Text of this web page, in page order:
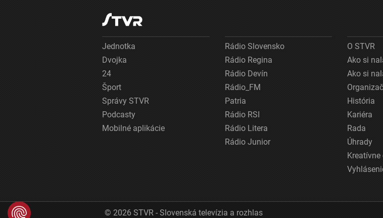
Jednotka
Dvojka
24
Šport
Správy STVR
Podcasty
Mobilné aplikácie
Rádio Slovensko
Rádio Regina
Rádio Devín
Rádio_FM
Patria
Rádio RSI
Rádio Litera
Rádio Junior
O STVR
Ako si
Ako si
História
Kariéra
Rada
Úhrady
Kreatívne
© 2026 STVR - Slovenská televízia a rozhlas